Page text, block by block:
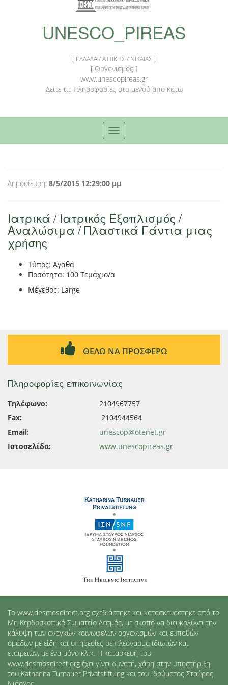
UNESCO_PIREAS
[ ΕΛΛΑΔΑ / ΑΤΤΙΚΗΣ / ΝΙΚΑΙΑΣ ]
[ Οργανισμός ]
www.unescopireas.gr
Δείτε τις πληροφορίες στο μενού από κάτω
Toggle
navigation
Δημοσίευση: 8/5/2015 12:29:00 μμ
Ιατρικά / Ιατρικός Εξοπλισμός /
Αναλώσιμα / Πλαστικά Γάντια μιας
χρήσης
Τύπος: Αγαθά
Ποσότητα: 100 Τεμάχιο/α
Μέγεθος: Large
ΘΕΛΩ ΝΑ ΠΡΟΣΦΕΡΩ
Πληροφορίες επικοινωνίας
Τηλέφωνο:
2104967757
Fax:
2104944564
Email:
unescop@otenet.gr
Ιστοσελίδα:
www.unescopireas.gr
Το www.desmosdirect.org σχεδιάστηκε και κατασκευάστηκε από το
Μη Κερδοσκοπικό Σωματείο Δεσμός, με σκοπό να διευκολύνει την
κάλυψη των αναγκών κοινωφελών οργανισμών και ευπαθών
ομάδων με είδη και υπηρεσίες σε πλεόνασμα ιδιωτών και
εταιρειών, με ένα μόνο κλικ. Η κατασκευή του
www.desmosdirect.org έχει γίνει δυνατή, χάρη στην υποστήριξη
του Katharina Turnauer Privatstiftung και του Ιδρύματος Σταύρος